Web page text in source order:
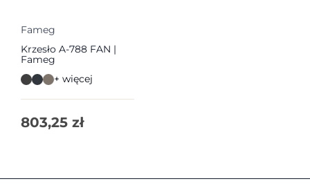
Fameg
Krzesło A-788 FAN |
Fameg
+ więcej
803,25 zł